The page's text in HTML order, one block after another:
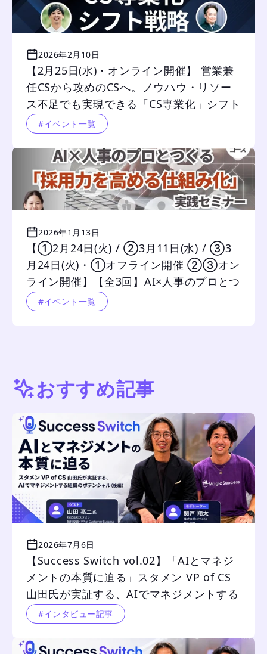
2026年2月10日
【2月25日(水)・オンライン開催】 営業兼
任CSから攻めのCSへ。ノウハウ・リソー
ス不足でも実現できる「CS専業化」シフト
戦略#イベント一覧
2026年1月13日
【①2月24日(火) / ②3月11日(水) / ③3
月24日(火)・①オフライン開催 ②③オン
ライン開催】【全3回】AI×人事のプロとつ
くる 「採用力を高める仕組み化」実践セ
ミナー
#イベント一覧
おすすめ記事
2026年7月6日
【Success Switch vol.02】「AIとマネジ
メントの本質に迫る」スタメン VP of CS
山田氏が実証する、AIでマネジメントする
組織のポテンシャル（後編）
#インタビュー記事